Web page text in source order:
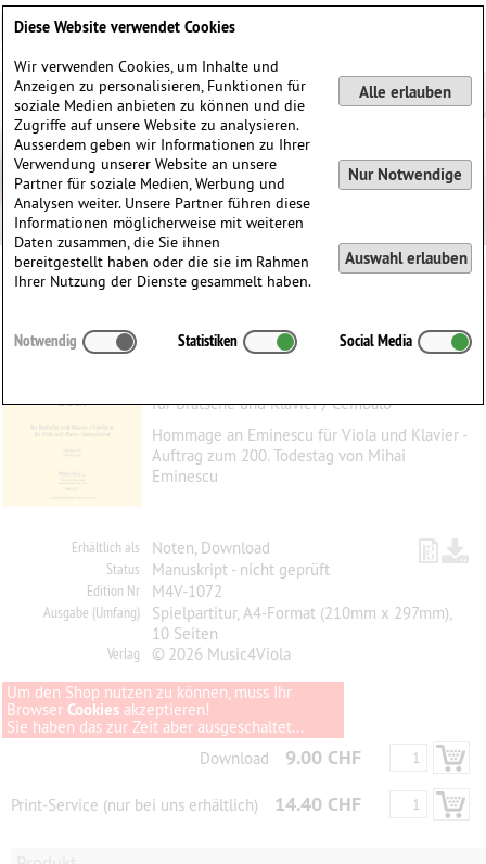
Soul
für Bratsche und Klavier / Cembalo
Hommage an Eminescu für Viola und Klavier -
Auftrag zum 200. Todestag von Mihai
Eminescu
Erhältlich als Noten, Download
Status Manuskript - nicht geprüft
Edition Nr M4V-1072
Ausgabe (Umfang)
Spielpartitur, A4-Format (210mm x 297mm),
10 Seiten
Verlag
© 2026 Music4Viola
Um den Shop nutzen zu können, muss Ihr
Browser Cookies akzeptieren!
Sie haben das zur Zeit aber ausgeschaltet...
Download
9.00 CHF
Print-Service (nur bei uns erhältlich) 14.40 CHF
Diese Website verwendet Cookies
Wir verwenden Cookies, um Inhalte und
Anzeigen zu personalisieren, Funktionen für
soziale Medien anbieten zu können und die
Zugriffe auf unsere Website zu analysieren.
Ausserdem geben wir Informationen zu Ihrer
Verwendung unserer Website an unsere
Partner für soziale Medien, Werbung und
Analysen weiter. Unsere Partner führen diese
Informationen möglicherweise mit weiteren
Daten zusammen, die Sie ihnen
bereitgestellt haben oder die sie im Rahmen
Ihrer Nutzung der Dienste gesammelt haben.
Alle erlauben
Nur Notwendige
Auswahl erlauben
Notwendig Statistiken Social Media